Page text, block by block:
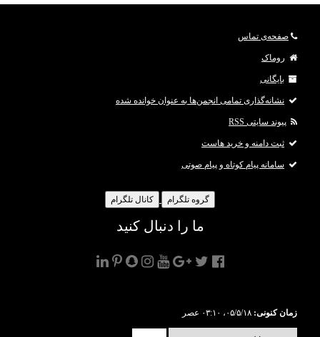
صفحه‌ی تماس
روماک
بایگانی
نشانه‌گذاری تمامی انجمن‌ها به عنوان خوانده شده
پیوند سایتی RSS
ثبت دامنه و خرید هاست
سامانه پیام کوتاه و پیام صوتی
گروه تلگرام کانال تلگرام
ما را دنبال کنید
زمان کنونی: ۰۵/۵/۱۸، ۰۳:۱۰ عصر